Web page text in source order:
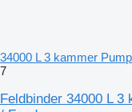
34000 L 3 kammer
7
Feldbinder 34000 L 3